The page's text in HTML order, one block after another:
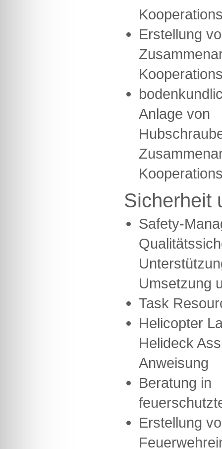
Erstellung
Anlage von
Sicherheit
Safety-
Umsetzung
Task
Helicopter
Helideck
Anweisung
Beratung in
Erstellung